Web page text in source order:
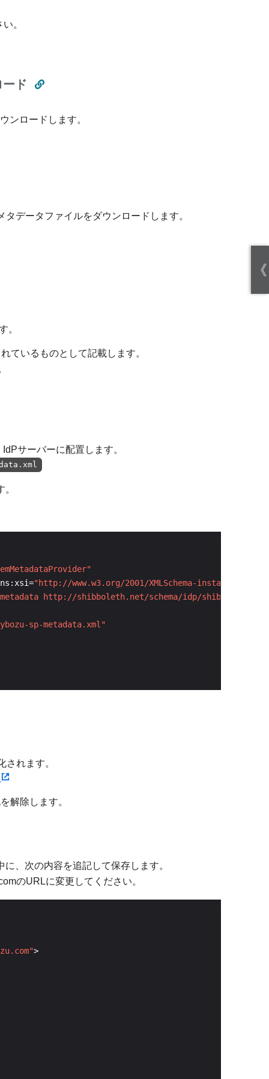
。
ド
ンロードします。
データファイルをダウンロードします。
。
ているものとして記載します。
サーバーに配置します。
"http://www.w3.org/2001/XMLSchema-instance"
http://shibboleth.net/schema/idp/shibboleth-
sp-metadata.xml"
れます。
解除します。
に、次の内容を追記して保存します。
のURLに変更してください。
《